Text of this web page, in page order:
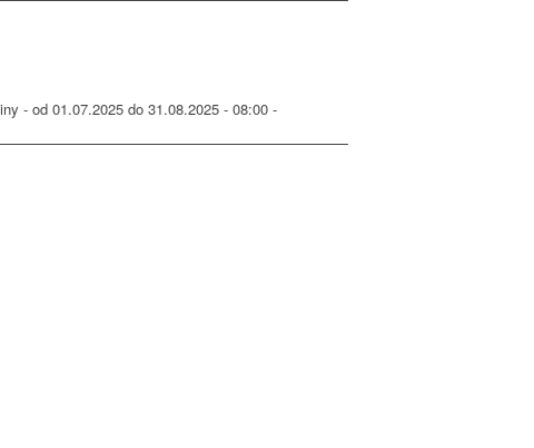
- od 01.07.2025 do 31.08.2025 - 08:00 -